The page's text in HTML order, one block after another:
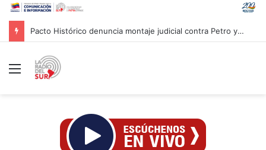
Pacto Histórico denuncia montaje judicial contra Petro y Cepeda
Menú